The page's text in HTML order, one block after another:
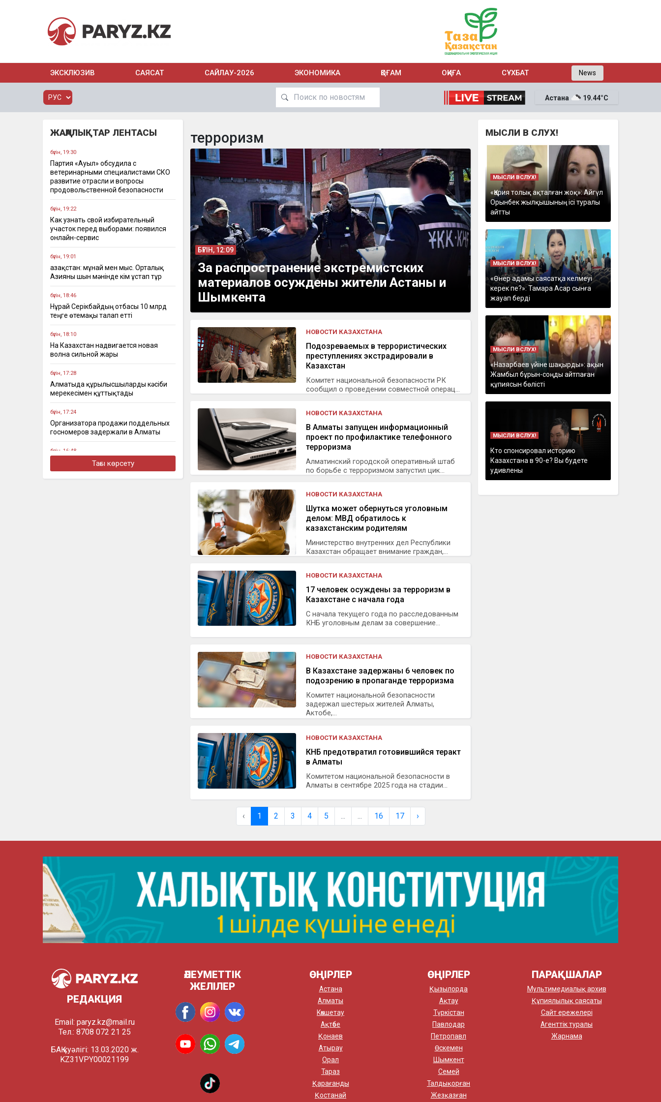
ЭКСКЛЮЗИВ САЯСАТ САЙЛАУ-2026 ЭКОНОМИКА ҚОҒАМ ОҚИҒА СҰХБАТ News
Астана 19.44°C
ЖАҢАЛЫҚТАР ЛЕНТАСЫ
бүгін, 19:30
Партия «Ауыл» обсудила с
ветеринарными специалистами СКО
развитие отрасли и вопросы
продовольственной безопасности
бүгін, 19:22
Как узнать свой избирательный
участок перед выборами: появился
онлайн-сервис
бүгін, 19:01
Қазақстан: мұнай мен мыс. Орталық
Азияны шын мәнінде кім ұстап тұр
бүгін, 18:46
Нұрай Серікбайдың отбасы 10 млрд
теңге өтемақы талап етті
бүгін, 18:10
На Казахстан надвигается новая
волна сильной жары
бүгін, 17:28
Алматыда құрылысшыларды кәсіби
мерекесімен құттықтады
бүгін, 17:24
Организатора продажи поддельных
госномеров задержали в Алматы
бүгін, 16:48
Алматыда жеңіл көлік тоқтап тұрған
жүк көлігімен соқтығысты
Тағы көрсету
терроризм
БҮГІН, 12:09
За распространение экстремистских
материалов осуждены жители Астаны и
Шымкента
НОВОСТИ КАЗАХСТАНА
Подозреваемых в террористических
преступлениях экстрадировали в
Казахстан
Комитет национальной безопасности РК
сообщил о проведении совместной операц...
НОВОСТИ КАЗАХСТАНА
В Алматы запущен информационный
проект по профилактике телефонного
терроризма
Алматинский городской оперативный штаб
по борьбе с терроризмом запустил цик...
НОВОСТИ КАЗАХСТАНА
Шутка может обернуться уголовным
делом: МВД обратилось к
казахстанским родителям
Министерство внутренних дел Республики
Казахстан обращает внимание граждан,...
НОВОСТИ КАЗАХСТАНА
17 человек осуждены за терроризм в
Казахстане с начала года
С начала текущего года по расследованным
КНБ уголовным делам за совершение...
НОВОСТИ КАЗАХСТАНА
В Казахстане задержаны 6 человек по
подозрению в пропаганде терроризма
Комитет национальной безопасности
задержал шестерых жителей Алматы,
Актобе,...
НОВОСТИ КАЗАХСТАНА
КНБ предотвратил готовившийся теракт
в Алматы
Комитетом национальной безопасности в
Алматы в сентябре 2025 года на стадии...
МЫСЛИ В СЛУХ!
МЫСЛИ ВСЛУХ!
«Қария толық ақталған жоқ»: Айгүл
Орынбек жылқышының ісі туралы
айтты
МЫСЛИ ВСЛУХ!
«Өнер адамы саясатқа келмеуі
керек пе?»: Тамара Асар сынға
жауап берді
МЫСЛИ ВСЛУХ!
«Назарбаев үйіне шақырды»: ақын
Жамбыл бұрын-соңды айтпаған
құпиясын бөлісті
МЫСЛИ ВСЛУХ!
Кто спонсировал историю
Казахстана в 90-е? Вы будете
удивлены
‹ 1 2 3 4 5 ... ... 16 17 ›
РЕДАКЦИЯ
Email: paryz.kz@mail.ru
Тел.: 8708 072 21 25
БАҚ куәлігі: 13.03.2020 ж.
KZ31VPY00021199
ӘЛЕУМЕТТІК
ЖЕЛІЛЕР
ӨҢІРЛЕР
Астана
Алматы
Көкшетау
Ақтөбе
Қонаев
Атырау
Орал
Тараз
Қарағанды
Қостанай
ӨҢІРЛЕР
Қызылорда
Ақтау
Түркістан
Павлодар
Петропавл
Өскемен
Шымкент
Семей
Талдықорған
Жезқазған
ПАРАҚШАЛАР
Мультимедиалық архив
Құпиялылық саясаты
Сайт ережелері
Агенттік туралы
Жарнама